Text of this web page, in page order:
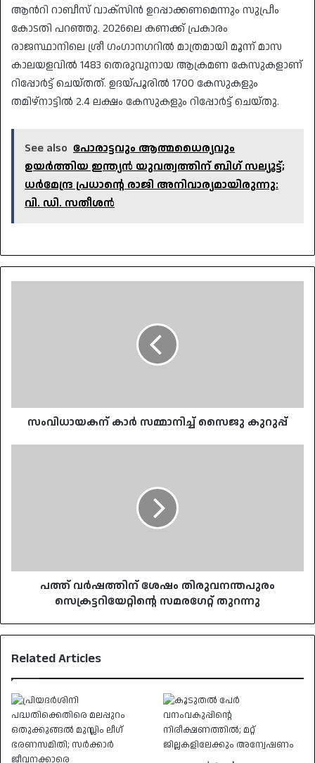
ആന്‍റി റാബീസ് വാക്സിൻ ഉറപ്പാക്കണമെന്നും സുപ്രീം
കോടതി പറഞ്ഞു. 2026ലെ കണക്ക് പ്രകാരം
രാജസ്ഥാനിലെ ശ്രീ ഗംഗാനഗറിൽ മാത്രമായി മൂന്ന് മാസ
കാലയളവിൽ 1483 തെരുവുനായ ആക്രമണ കേസുകളാണ്
റിപ്പോർട്ട് ചെയ്തത്. ഉദയ്പൂരിൽ 1700 കേസുകളും
തമിഴ്നാട്ടിൽ 2.4 ലക്ഷം കേസുകളും റിപ്പോർട്ട് ചെയ്തു.
See also പോരാട്ടവും ആത്മധൈര്യവും
ഉയർത്തിയ ഇന്ത്യൻ യുവത്വത്തിന് ബിഗ് സല്യൂട്ട്;
ധർമേന്ദ്ര പ്രധാന്റെ രാജി അനിവാര്യമായിരുന്നു:
വി. ഡി. സതീശൻ
സംവിധായകന് കാർ സമ്മാനിച്ച് സൈജു കുറുപ്പ്
പ​ത്ത് വർഷത്തിന് ശേഷം തിരുവനന്തപുരം
സെക്രട്ടറിയേറ്റിന്റെ സമരഗേറ്റ് തുറന്നു
Related Articles